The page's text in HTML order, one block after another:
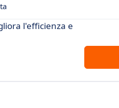
l'efficienza e